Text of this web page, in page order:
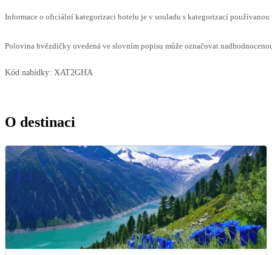
Informace o oficiální kategorizaci hotelu je v souladu s kategorizací
Polovina hvězdičky uvedená ve slovním popisu může označovat
Kód nabídky: XAT2GHA
O destinaci